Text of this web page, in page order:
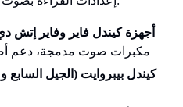
أجهزة كيندل فاير وفاير إتش
مكبرات صوت مدمجة، دعم
كيندل بيبروايت (الجيل السابع